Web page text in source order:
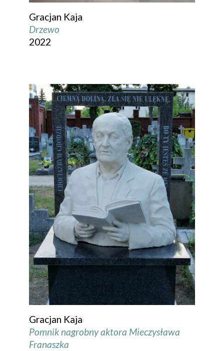
Gracjan Kaja
Drzewo
2022
Gracjan Kaja
Pomnik nagrobny aktora Mieczysława
Franaszka